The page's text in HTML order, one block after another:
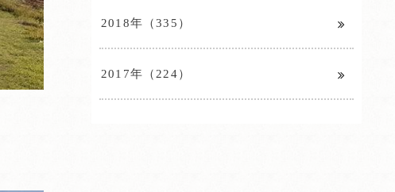
2018年（335）
2017年（224）